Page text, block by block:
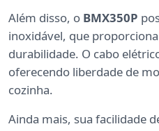
Além disso, o BMX350P
inoxidável, que
durabilidade. O cabo
oferecendo liberdade de
cozinha.
Ainda mais, sua facilidade